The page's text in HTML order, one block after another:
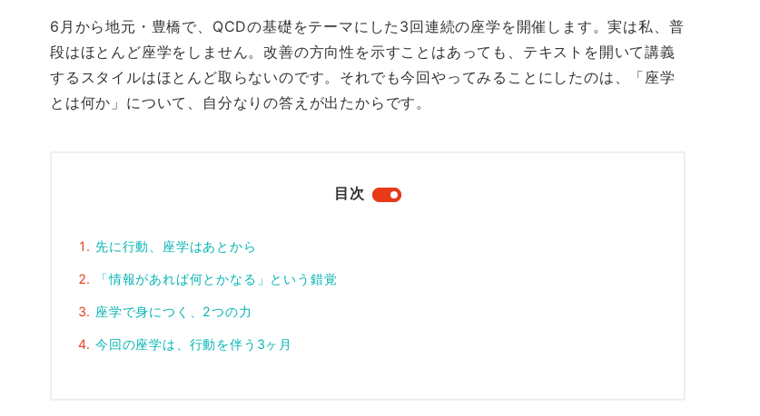
6月から地元・豊橋で、QCDの基礎をテーマにした3回連続の座学を開催します。実は私、普
段はほとんど座学をしません。改善の方向性を示すことはあっても、テキストを開いて講義
するスタイルはほとんど取らないのです。それでも今回やってみることにしたのは、「座学
とは何か」について、自分なりの答えが出たからです。
目次
先に行動、座学はあとから
「情報があれば何とかなる」という錯覚
座学で身につく、2つの力
今回の座学は、行動を伴う3ヶ月